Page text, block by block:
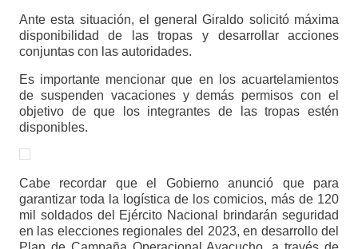
Ante esta situación, el general Giraldo solicitó máxima
disponibilidad de las tropas y desarrollar acciones
conjuntas con las autoridades.
Es importante mencionar que en los acuartelamientos
de suspenden vacaciones y demás permisos con el
objetivo de que los integrantes de las tropas estén
disponibles.
Cabe recordar que el Gobierno anunció que para
garantizar toda la logística de los comicios, más de 120
mil soldados del Ejército Nacional brindarán seguridad
en las elecciones regionales del 2023, en desarrollo del